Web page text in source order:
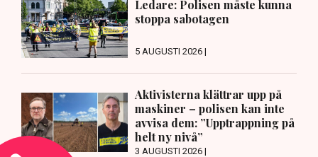
Ledare: Polisen måste kunna
stoppa sabotagen
5 AUGUSTI 2026 |
Aktivisterna klättrar upp på
maskiner – polisen kan inte
avvisa dem: ”Upptrappning på
helt ny nivå”
3 AUGUSTI 2026 |